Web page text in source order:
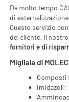
Da molto tempo
di
Questo servizio
del cliente. Il
fornitori e di
Migliaia di
Composti
Imidazoli;